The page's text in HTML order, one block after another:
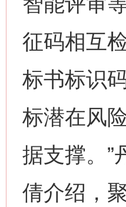
征码相互
标书标识
标潜在风
据支撑。”
倩介绍，